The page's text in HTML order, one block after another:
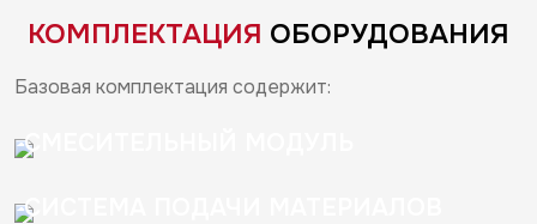
КОМПЛЕКТАЦИЯ ОБОРУДОВАНИЯ
Базовая комплектация содержит:
СМЕСИТЕЛЬНЫЙ МОДУЛЬ
СИСТЕМА ПОДАЧИ МАТЕРИАЛОВ